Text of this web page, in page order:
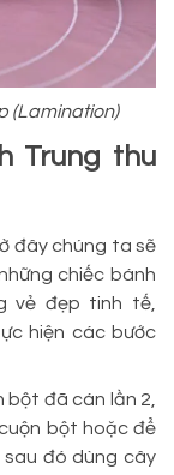
(Lamination)
Trung thu
đây chúng ta sẽ
chiếc bánh
vẻ đẹp tinh tế,
hiện các bước
bột đã cán lần 2,
bột hoặc để
đó dùng cây